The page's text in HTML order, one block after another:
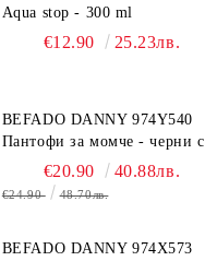
Aqua stop - 300 ml
€12.90 25.23лв.
BEFADO DANNY 974Y540
Пантофи за момче - черни с
€20.90 40.88лв.
€24.90 48.70лв.
BEFADO DANNY 974X573